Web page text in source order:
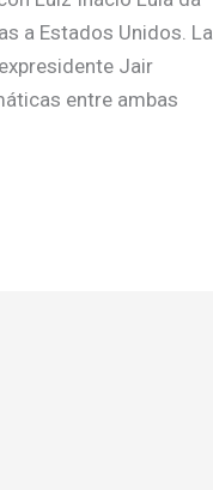
a Estados Unidos. La
Jair
entre ambas